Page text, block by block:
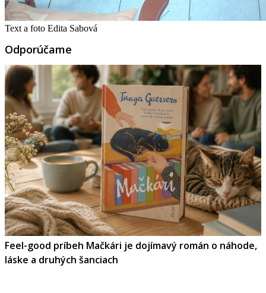
Text a foto Edita Sabová
Odporúčame
Feel-good príbeh Mačkári je dojímavý román o náhode,
láske a druhých šanciach